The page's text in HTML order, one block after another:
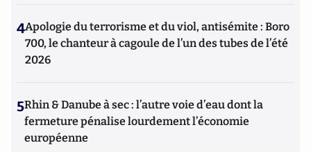
4Apologie du terrorisme et du viol, antisémite : Boro
700, le chanteur à cagoule de l’un des tubes de l’été
2026
5Rhin & Danube à sec : l’autre voie d’eau dont la
fermeture pénalise lourdement l’économie
européenne